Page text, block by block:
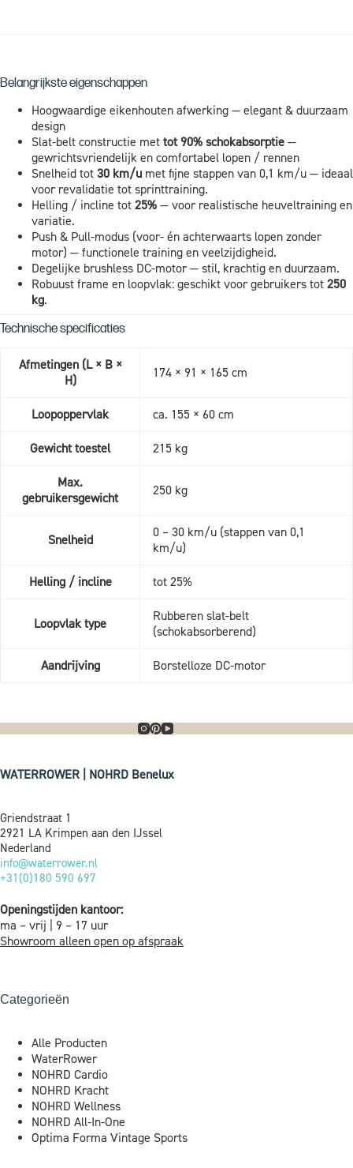
Belangrijkste eigenschappen
Hoogwaardige eikenhouten afwerking — elegant & duurzaam
design
Slat-belt constructie met tot 90% schokabsorptie —
gewrichtsvriendelijk en comfortabel lopen / rennen
Snelheid tot 30 km/u met fijne stappen van 0,1 km/u — ideaal
voor revalidatie tot sprinttraining.
Helling / incline tot 25% — voor realistische heuveltraining en
variatie.
Push & Pull-modus (voor- én achterwaarts lopen zonder
motor) — functionele training en veelzijdigheid.
Degelijke brushless DC-motor — stil, krachtig en duurzaam.
Robuust frame en loopvlak: geschikt voor gebruikers tot 250
kg.
Technische specificaties
Afmetingen (L × B ×
H)
174 × 91 × 165 cm
Loopoppervlak ca. 155 × 60 cm
Gewicht toestel 215 kg
Max.
gebruikersgewicht
250 kg
Snelheid
0 – 30 km/u (stappen van 0,1
km/u)
Helling / incline tot 25%
Loopvlak type
Rubberen slat-belt
(schokabsorberend)
Aandrijving Borstelloze DC-motor
WATERROWER | NOHRD Benelux
Griendstraat 1
2921 LA Krimpen aan den IJssel
Nederland
info@waterrower.nl
+31(0)180 590 697
Openingstijden kantoor:
ma – vrij | 9 – 17 uur
Showroom alleen open op afspraak
Categorieën
Alle Producten
WaterRower
NOHRD Cardio
NOHRD Kracht
NOHRD Wellness
NOHRD All-In-One
Optima Forma Vintage Sports